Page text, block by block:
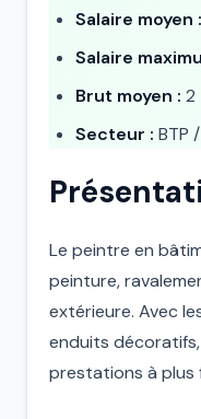
Salaire moyen :
Salaire
Brut moyen : 2
Secteur : BTP
Le peintre en
peinture,
extérieure. Avec
enduits
prestations à plus